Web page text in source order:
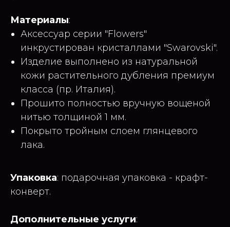
Материалы:
Аксессуар серии "Flowers"
инкрустирован кристаллами "Swarovski".
Изделие выполнено из натуральной
кожи растительного дубления премиум
класса (пр. Италия).
Прошито полностью вручную вощеной
нитью толщиной 1 мм.
Покрыто тройным слоем глянцевого
лака.
Упаковка: подарочная упаковка - крафт-
конверт.
Дополнительные услуги: